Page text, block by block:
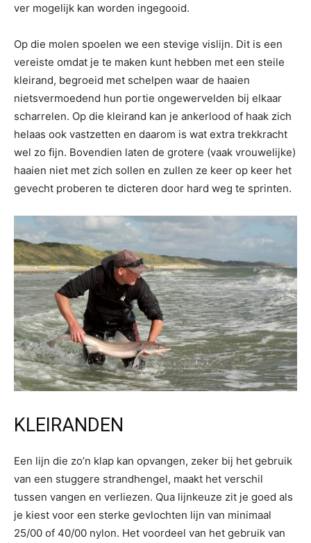
ver mogelijk kan worden ingegooid.
Op die molen spoelen we een stevige vislijn. Dit is een
vereiste omdat je te maken kunt hebben met een steile
kleirand, begroeid met schelpen waar de haaien
nietsvermoedend hun portie ongewervelden bij elkaar
scharrelen. Op die kleirand kan je ankerlood of haak zich
helaas ook vastzetten en daarom is wat extra trekkracht
wel zo fijn. Bovendien laten de grotere (vaak vrouwelijke)
haaien niet met zich sollen en zullen ze keer op keer het
gevecht proberen te dicteren door hard weg te sprinten.
KLEIRANDEN
Een lijn die zo’n klap kan opvangen, zeker bij het gebruik
van een stuggere strandhengel, maakt het verschil
tussen vangen en verliezen. Qua lijnkeuze zit je goed als
je kiest voor een sterke gevlochten lijn van minimaal
25/00 of 40/00 nylon. Het voordeel van het gebruik van